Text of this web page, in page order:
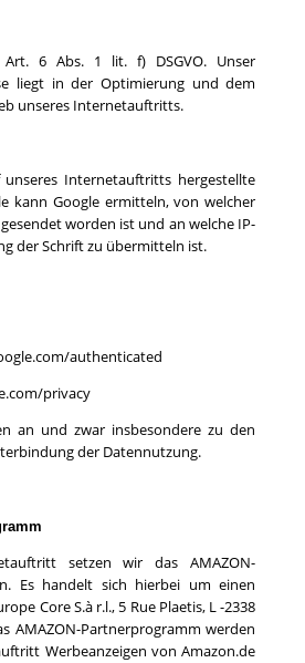
Art. 6 Abs. 1 lit. f) DSGVO. Unser
liegt in der Optimierung und dem
unseres Internetauftritts.
Internetauftritts hergestellte
kann Google ermitteln, von welcher
worden ist und an welche IP-
der Schrift zu übermitteln ist.
authenticated
privacy
an und zwar insbesondere zu den
der Datennutzung.
setzen wir das AMAZON-
Es handelt sich hierbei um einen
Core S.à r.l., 5 Rue Plaetis, L -2338
AMAZON-Partnerprogramm werden
Werbeanzeigen von Amazon.de